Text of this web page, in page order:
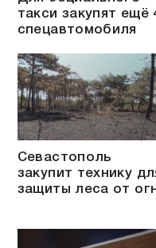
такси закупят ещё
спецавтомобиля
Севастополь
закупит технику
защиты леса от